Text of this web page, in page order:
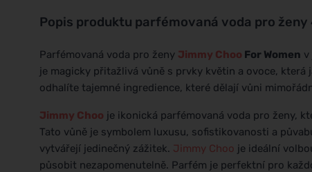
Popis produktu parfémovaná voda pro ženy
Parfémovaná voda pro ženy Jimmy Choo For Women v
je magicky přitažlivá vůně s prvky květin a ovoce,
odhalíte tajemné ingredience, které dělají vůni
Jimmy Choo je ikonická parfémovaná voda pro ženy,
Tato vůně je symbolem luxusu, sofistikovanosti a
vytvářejí jedinečný zážitek. Jimmy Choo je ideální
působit nezapomenutelně. Parfém je perfektní pro